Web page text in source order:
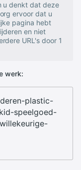
u denkt dat deze
ervoor dat u
pagina hebt
en niet
URL's door 1
werk: